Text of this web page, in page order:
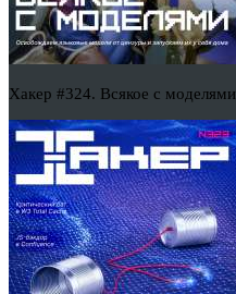
Хакер #324. Всякое с моделями